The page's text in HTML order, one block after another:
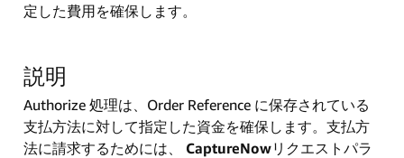
定した費用を確保します。
説明
Authorize 処理は、Order Reference に保存されている
支払方法に対して指定した資金を確保します。支払方
法に請求するためには、 CaptureNowリクエストパラ